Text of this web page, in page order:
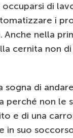
di
i
Anche nella
cernita non
di
perché non le
e di una
in suo